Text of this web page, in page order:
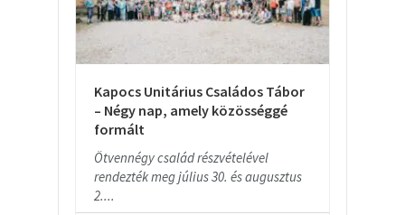
Kapocs Unitárius Családos Tábor
– Négy nap, amely közösséggé
formált
Ötvennégy család részvételével
rendezték meg július 30. és augusztus
2....